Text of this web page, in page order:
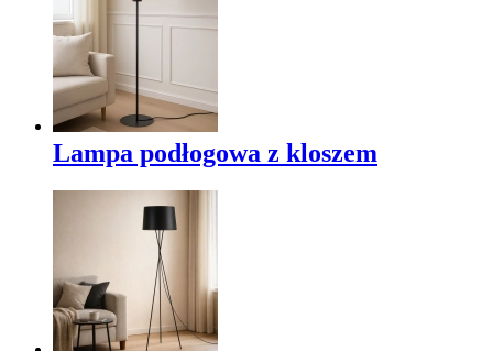
Lampa podłogowa z kloszem